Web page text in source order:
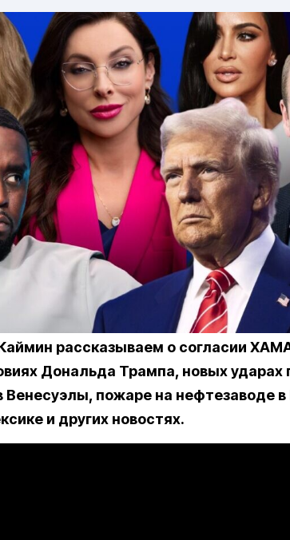
рассказываем о согласии
Дональда Трампа, новых ударах
Венесуэлы, пожаре на нефтезаводе
и других новостях.